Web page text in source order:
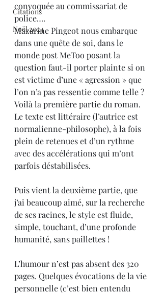
Citations
Noël 2024
convoquée au commissariat de
police….
Mazarine Pingeot nous embarque
dans une quête de soi, dans le
monde post MeToo posant la
question faut-il porter plainte si on
est victime d’une « agression » que
l’on n’a pas ressentie comme telle ?
Voilà la première partie du roman.
Le texte est littéraire (l’autrice est
normalienne-philosophe), à la fois
plein de retenues et d’un rythme
avec des accélérations qui m’ont
parfois déstabilisées.
Puis vient la deuxième partie, que
j’ai beaucoup aimé, sur la recherche
de ses racines, le style est fluide,
simple, touchant, d’une profonde
humanité, sans paillettes !
L’humour n’est pas absent des 320
pages. Quelques évocations de la vie
personnelle (c’est bien entendu